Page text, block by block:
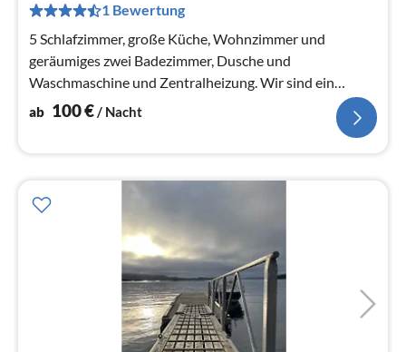
1 Bewertung
5 Schlafzimmer, große Küche, Wohnzimmer und
geräumiges zwei Badezimmer, Dusche und
Waschmaschine und Zentralheizung. Wir sind ein
registriertes touristisches Fischereiunternehmen
ab 100€/ Nacht